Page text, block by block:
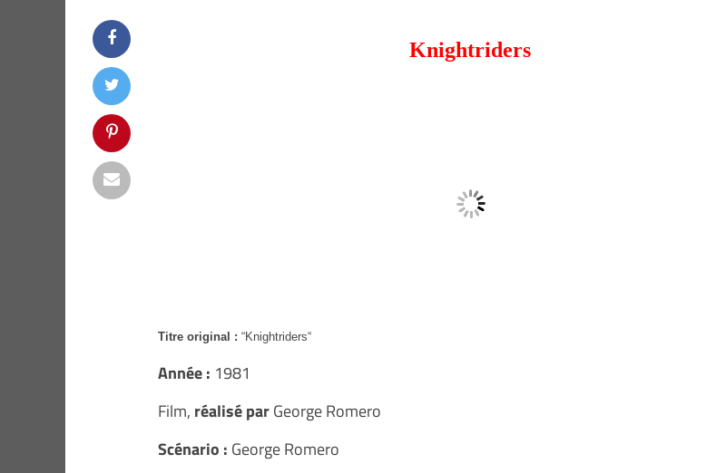
Knightriders
Titre original : “Knightriders“
Année : 1981
Film, réalisé parGeorge Romero
Scénario : George Romero